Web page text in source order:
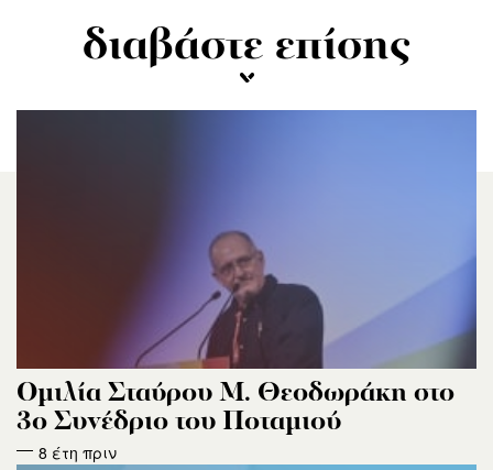
διαβάστε επίσης
Ομιλία Σταύρου Μ. Θεοδωράκη στο
3ο Συνέδριο του Ποταμιού
8 έτη πριν